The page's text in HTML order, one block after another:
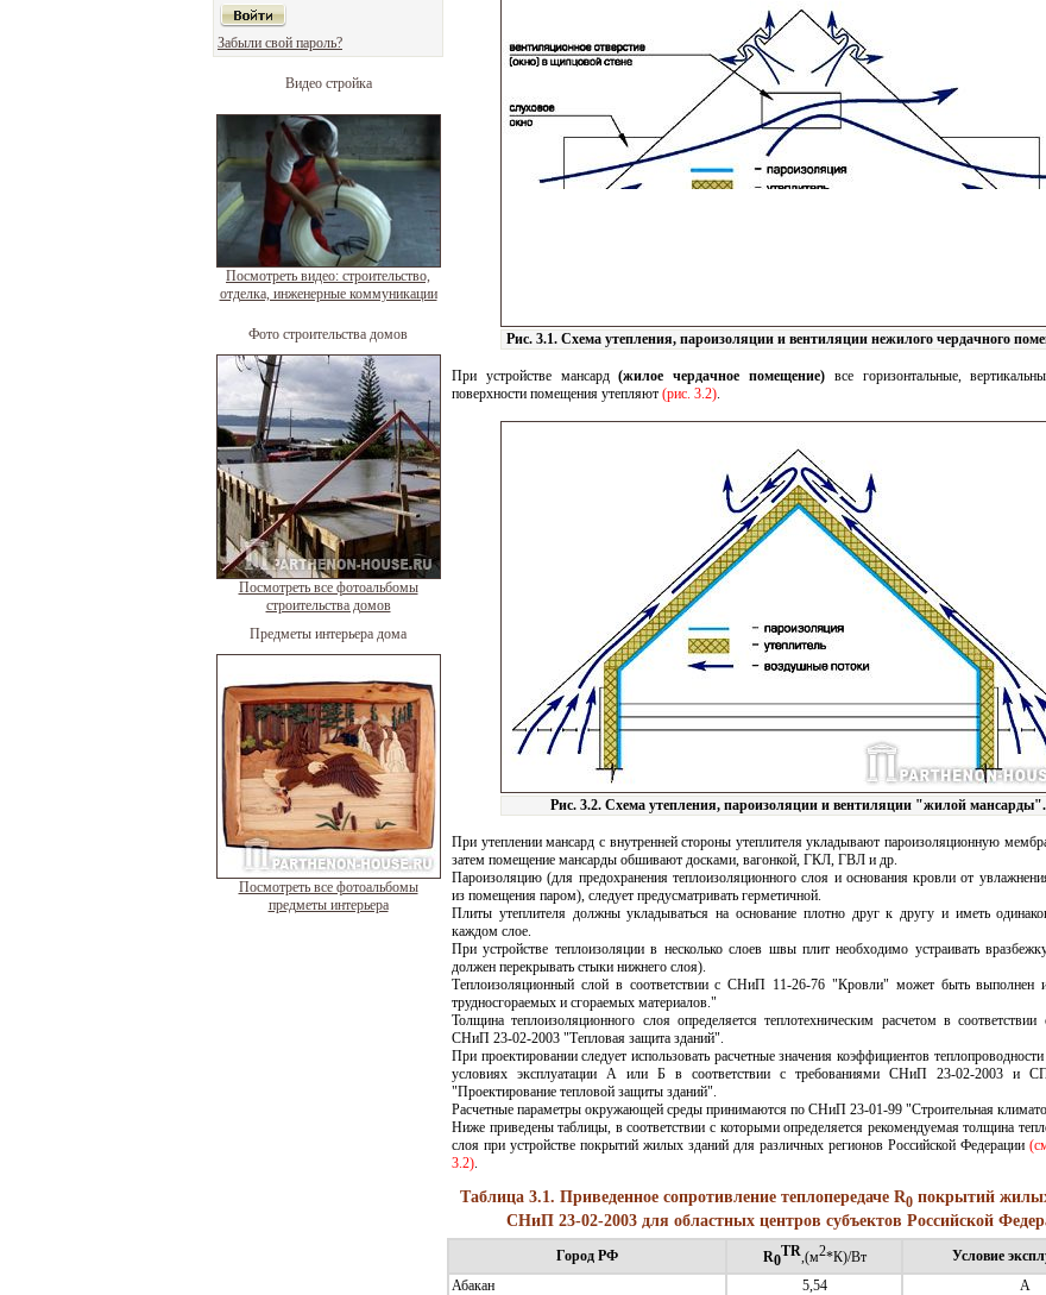
Забыли свой пароль?
Видео стройка
Посмотреть видео: строительство,
отделка, инженерные коммуникации
Фото строительства домов
Посмотреть все фотоальбомы
строительства домов
Предметы интерьера дома
Посмотреть все фотоальбомы
предметы интерьера
Рис. 3.1. Схема утепления, пароизоляции и вентиляции нежилого чердачного
При устройстве мансард(жилое чердачное помещение) все горизонтальные,
поверхности помещения утепляют (рис. 3.2).
Рис. 3.2. Схема утепления, пароизоляции и вентиляции "жилой мансарды".
При утеплении мансард с внутренней стороны утеплителя укладывают пароизоляционную
затем помещение мансарды обшивают досками, вагонкой, ГКЛ, ГВЛ и др.
Пароизоляцию (для предохранения теплоизоляционного слоя и основания кровли от
из помещения паром), следует предусматривать герметичной.
Плиты утеплителя должны укладываться на основание плотно друг к другу и иметь
каждом слое.
При устройстве теплоизоляции в несколько слоев швы плит необходимо устраивать
должен перекрывать стыки нижнего слоя).
Теплоизоляционный слой в соответствии с СНиП 11-26-76 "Кровли" может быть выполнен
трудносгораемых и сгораемых материалов."
Толщина теплоизоляционного слоя определяется теплотехническим расчетом в соответствии
СНиП 23-02-2003 "Тепловая защита зданий".
При проектировании следует использовать расчетные значения коэффициентов
условиях эксплуатации А или Б в соответствии с требованиями СНиП 23-02-2003 и
"Проектирование тепловой защиты зданий".
Расчетные параметры окружающей среды принимаются по СНиП 23-01-99 "Строительная
Ниже приведены таблицы, в соответствии с которыми определяется рекомендуемая толщина
слоя при устройстве покрытий жилых зданий для различных регионов Российской Федерации
3.2).
Таблица 3.1. Приведенное сопротивление теплопередаче R0 покрытий
СНиП 23-02-2003 для областных центров субъектов Российской
Город РФ R0
TR,(м2*К)/Вт
Условие
Абакан
5,54
А